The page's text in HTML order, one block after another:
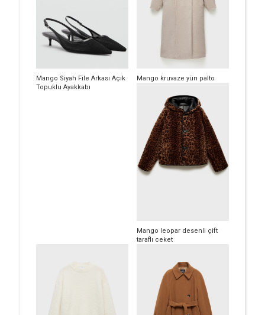
Mango Siyah File Arkası Açık
Topuklu Ayakkabı
Mango kruvaze yün palto
Mango leopar desenli çift
taraflı ceket